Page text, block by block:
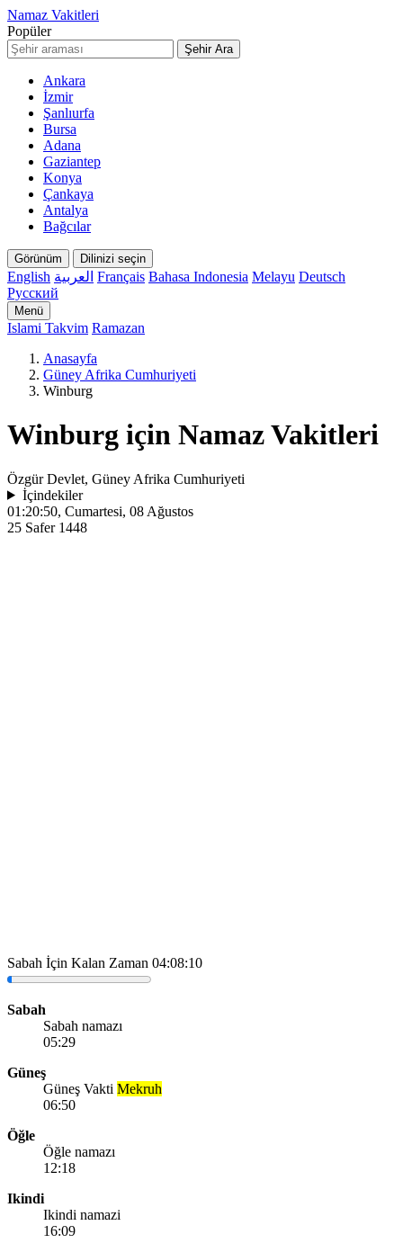
Namaz Vakitleri
Popüler
Şehir Ara
Ankara
İzmir
Şanlıurfa
Bursa
Adana
Gaziantep
Konya
Çankaya
Antalya
Bağcılar
Görünüm Dilinizi seçin
English العربية Français Bahasa Indonesia Melayu Deutsch
Русский
Menü
Islami Takvim Ramazan
Anasayfa
Güney Afrika Cumhuriyeti
Winburg
Winburg için Namaz Vakitleri
Özgür Devlet, Güney Afrika Cumhuriyeti
İçindekiler
01:20:50, Cumartesi, 08 Ağustos
25 Safer 1448
Sabah İçin Kalan Zaman 04:08:10
Sabah
Sabah namazı
05:29
Güneş
Güneş Vakti Mekruh
06:50
Öğle
Öğle namazı
12:18
Ikindi
Ikindi namazi
16:09